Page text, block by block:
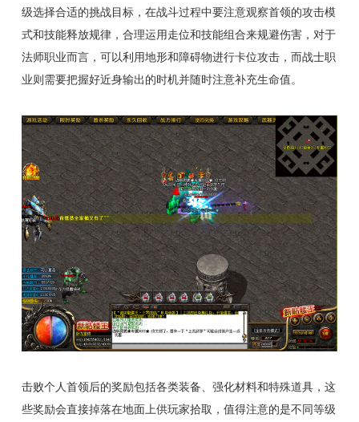
级选择合适的挑战目标，在战斗过程中要注意观察首领的攻击模
式和技能释放规律，合理运用走位和技能组合来规避伤害，对于
法师职业而言，可以利用地形和障碍物进行卡位攻击，而战士职
业则需要把握好近身输出的时机并随时注意补充生命值。
击败个人首领后的奖励包括各类装备、强化材料和特殊道具，这
些奖励会直接掉落在地面上供玩家拾取，值得注意的是不同等级